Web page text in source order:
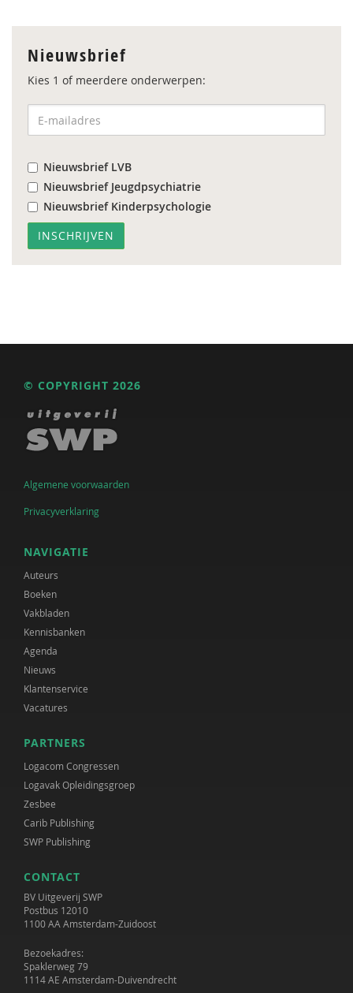
Nieuwsbrief
Kies 1 of meerdere onderwerpen:
Nieuwsbrief LVB
Nieuwsbrief Jeugdpsychiatrie
Nieuwsbrief Kinderpsychologie
© COPYRIGHT 2026
Algemene voorwaarden
Privacyverklaring
NAVIGATIE
Auteurs
Boeken
Vakbladen
Kennisbanken
Agenda
Nieuws
Klantenservice
Vacatures
PARTNERS
Logacom Congressen
Logavak Opleidingsgroep
Zesbee
Carib Publishing
SWP Publishing
CONTACT
BV Uitgeverij SWP
Postbus 12010
1100 AA Amsterdam-Zuidoost
Bezoekadres:
Spaklerweg 79
1114 AE Amsterdam-Duivendrecht